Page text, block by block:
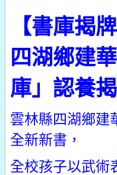
【書庫揭
四湖鄉建
庫」認養
雲林縣四湖鄉建
全新新書，
全校孩子以武術